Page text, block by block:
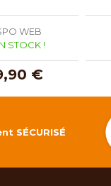
WEB
STOCK !
€
SÉCURISÉ